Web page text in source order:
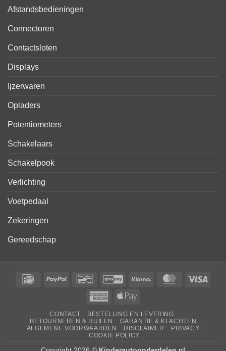
Afstandsbedieningen
Connectoren
Contactsloten
Displays
Ijzerwaren
Opladers
Potentiometers
Schakelaars
Schakelpook
Verlichting
Voetpedaal
Zekeringen
Gereedschap
IDeal PayPal BancontactGiroPay Klarna MasterCard
AmericanApple
CONTACT
BESTELLING EN LEVERING
RETOURNEREN & RUILEN
GARANTIE & KLACHTEN
ALGEMENE VOORWAARDEN
DISCLAIMER
PRIVACY
COOKIE POLICY